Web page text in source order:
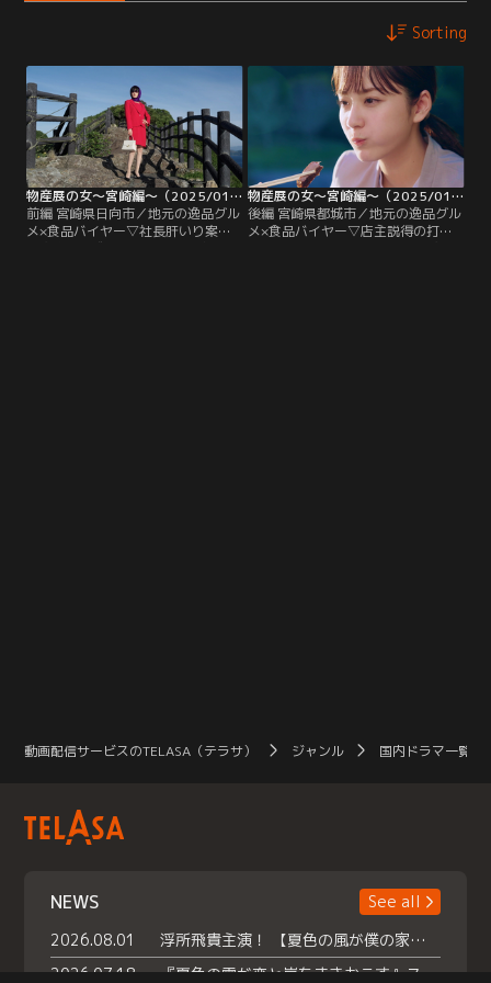
Sorting
物産展の女～宮崎編～（2025/01/08放送分）第01話
前編 宮崎県日向市／地元の逸品グル
メ×食品バイヤー▽社長肝いり案件
の物産展を成功させるため、宮崎グ
物産展の女～宮崎編～（2025/01/15放送分）第02話（最終話）
後編 宮崎県都城市／地元の逸品グル
メ×食品バイヤー▽店主説得の打開
動画配信サービスのTELASA（テラサ） ジャンル 国内ドラマ一覧（
NEWS
See all
2026.08.01
浮所飛貴主演！ 【夏色の風が僕の家にやってきた】 本日よりテラサで独占配信スタート！
2026.07.18
『夏色の雲が恋と嵐をまきおこす』スペシャルメイキング 【Part1】2026年７月18日（土）23時30分～配信スタート！話題のシーンの裏側を大公開！豪華キャスト大集合！ 『武宮家 真夏の家族会議』開催！